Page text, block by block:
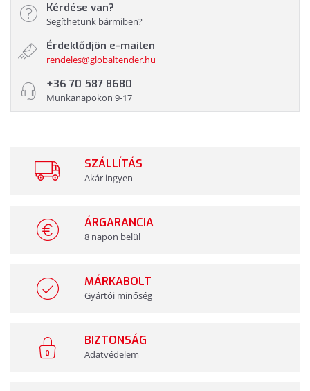
Kérdése van?
Segíthetünk bármiben?
Érdeklődjön e-mailen
rendeles@globaltender.hu
+36 70 587 8680
Munkanapokon 9-17
SZÁLLÍTÁS
Akár ingyen
ÁRGARANCIA
8 napon belül
MÁRKABOLT
Gyártói minőség
BIZTONSÁG
Adatvédelem